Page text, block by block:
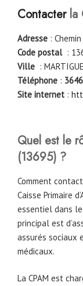
Contacterla
Adresse :
Code postal:
Ville :
Téléphone : 3646
Site internet :
Quel est le
(13695) ?
Comment
Caisse Primaire
essentiel dans
principal est
assurés sociaux
médicaux.
La CPAM est